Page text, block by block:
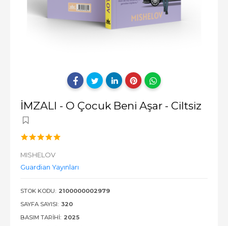
İMZALI - O Çocuk Beni Aşar - Ciltsiz
MISHELOV
Guardian Yayınları
STOK KODU: 2100000002979
SAYFA SAYISI: 320
BASIM TARIHI: 2025